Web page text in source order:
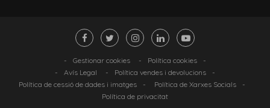
- Gestionar cookies - Política cookies
-
-
Avís Legal - Política vendes i devolucions
-
Política de cessió de dades i imatges
- Política de Xarxes Socials
-
Política de privacitat